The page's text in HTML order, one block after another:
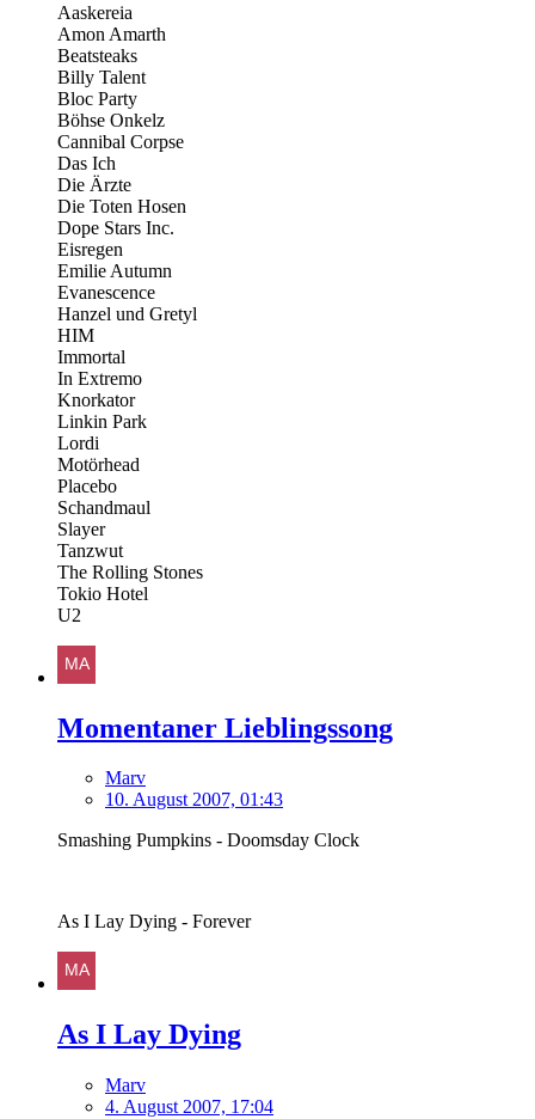
Aaskereia
Amon Amarth
Beatsteaks
Billy Talent
Bloc Party
Böhse Onkelz
Cannibal Corpse
Das Ich
Die Ärzte
Die Toten Hosen
Dope Stars Inc.
Eisregen
Emilie Autumn
Evanescence
Hanzel und Gretyl
HIM
Immortal
In Extremo
Knorkator
Linkin Park
Lordi
Motörhead
Placebo
Schandmaul
Slayer
Tanzwut
The Rolling Stones
Tokio Hotel
U2
Momentaner Lieblingssong
Marv
10. August 2007, 01:43
Smashing Pumpkins - Doomsday Clock
As I Lay Dying - Forever
As I Lay Dying
Marv
4. August 2007, 17:04